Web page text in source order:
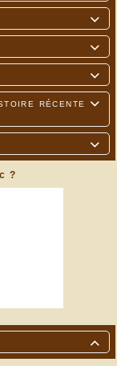




récente

?
